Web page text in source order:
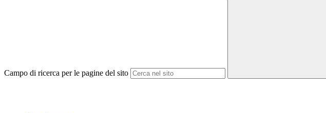
Campo di ricerca per le pagine del sito